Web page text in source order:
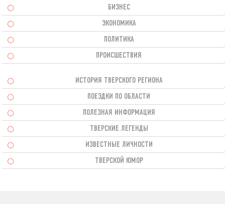
БИЗНЕС
ЭКОНОМИКА
ПОЛИТИКА
ПРОИСШЕСТВИЯ
ИСТОРИЯ ТВЕРСКОГО РЕГИОНА
ПОЕЗДКИ ПО ОБЛАСТИ
ПОЛЕЗНАЯ ИНФОРМАЦИЯ
ТВЕРСКИЕ ЛЕГЕНДЫ
ИЗВЕСТНЫЕ ЛИЧНОСТИ
ТВЕРСКОЙ ЮМОР